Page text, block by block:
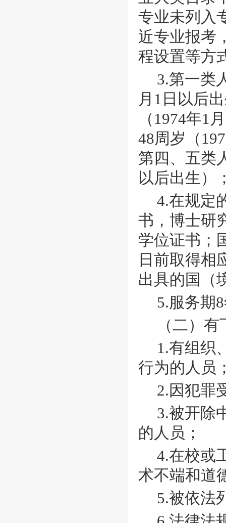
专业未列入
近专业报考
程设置等方
3.第一类
月1日以后
（1974年1
48周岁（
第四、五类
以后出生）
4.在规定
书，博士研
学位证书；
日前取得相
出具的国（
5.服务期
（二）
1.有组织
行为的人员
2.因犯罪
3.被开除
的人员；
4.在校或
术不端和道
5.被依法